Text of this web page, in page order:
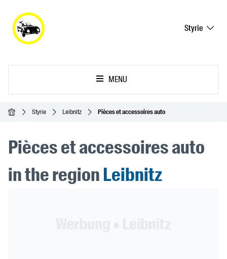
Styrie
MENU
AccueilStyrie Leibnitz Pièces et accessoires auto
Pièces et accessoires auto
in the regionLeibnitz